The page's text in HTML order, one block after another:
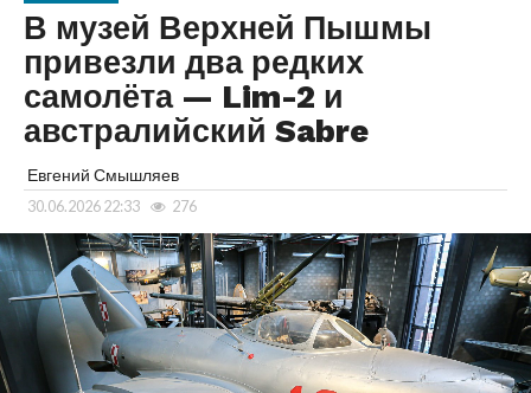
В музей Верхней Пышмы
привезли два редких
самолёта — Lim-2 и
австралийский Sabre
Евгений Смышляев
30.06.2026 22:33 276